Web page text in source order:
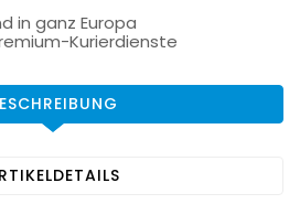
in ganz Europa
Kurierdienste